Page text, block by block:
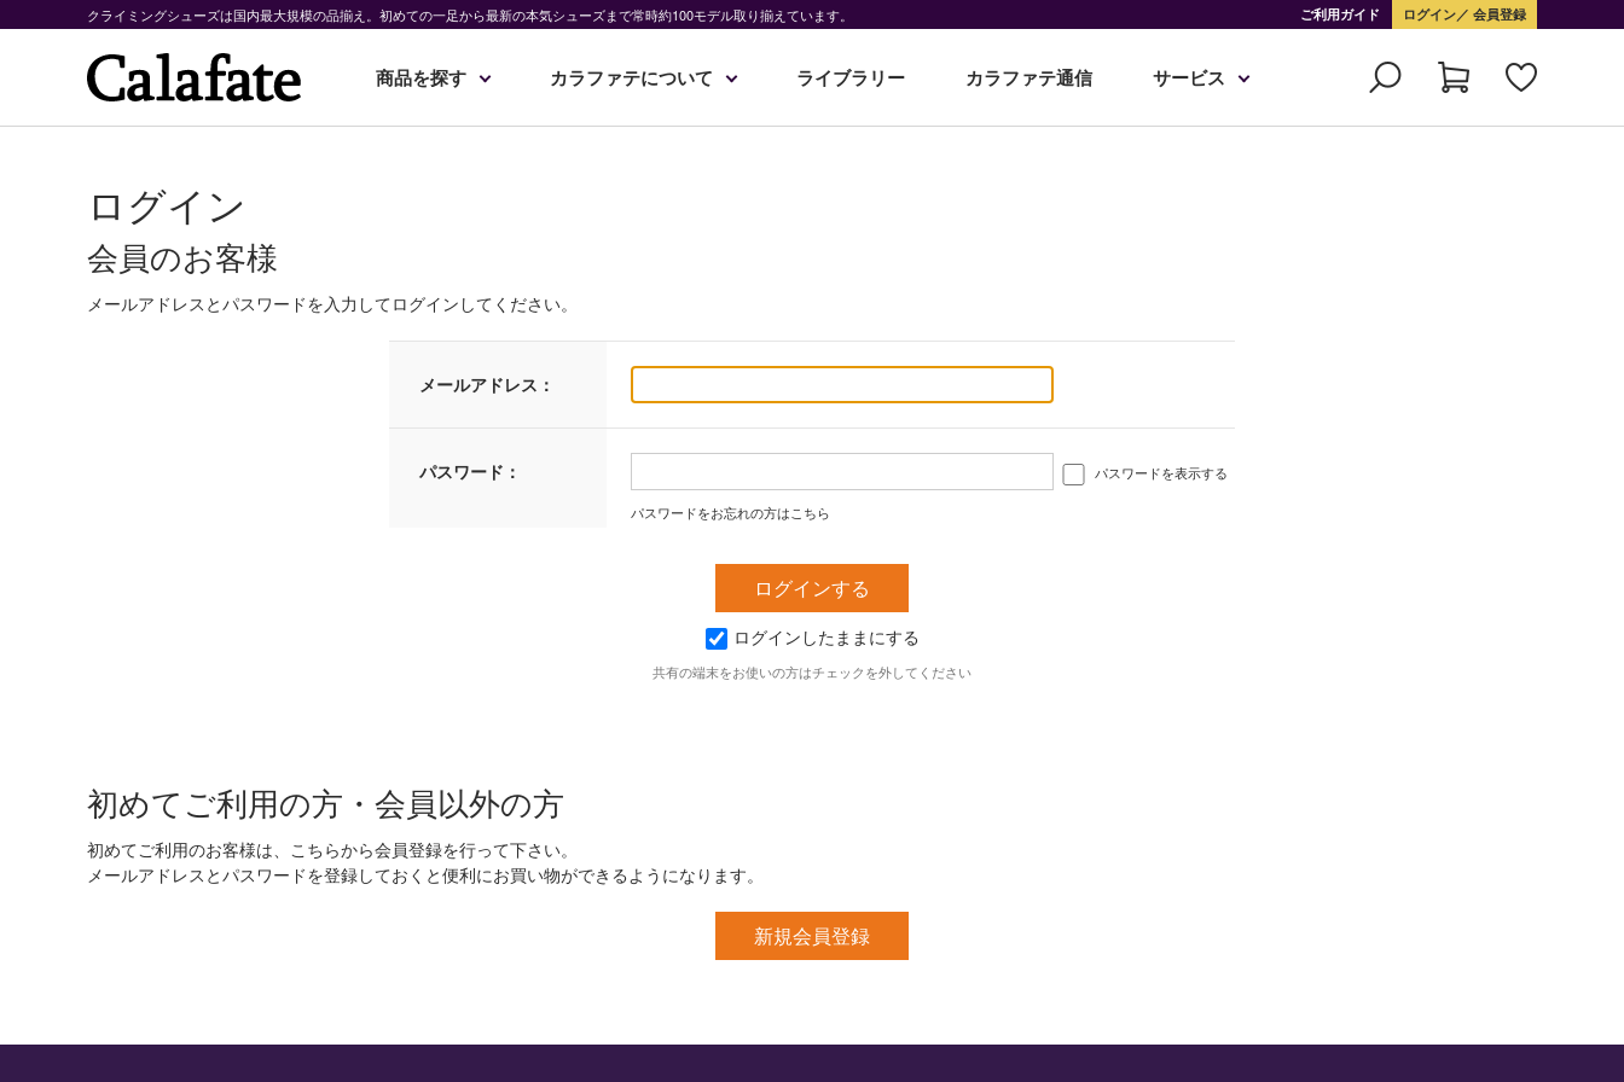
クライミングシューズは国内最大規模の品揃え。初めての一足から最新の本気シューズまで常時約100モデル取り揃えています。 ご利用ガイド ログイン 会員登録
商品を探す カラファテについて ライブラリー カラファテ通信 サービス
ログイン
会員のお客様
メールアドレスとパスワードを入力してログインしてください。
メールアドレス：
パスワード： パスワードを表示する
パスワードをお忘れの方はこちら
ログインしたままにする
共有の端末をお使いの方はチェックを外してください
初めてご利用の方・会員以外の方
初めてご利用のお客様は、こちらから会員登録を行って下さい。
メールアドレスとパスワードを登録しておくと便利にお買い物ができるようになります。